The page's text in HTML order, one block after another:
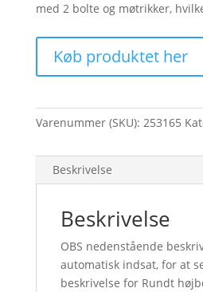
med 2 bolte og møtrikker,
Køb produktet her
Varenummer (SKU): 253165
Beskrivelse
Beskrivelse
OBS nedenstående
automatisk indsat, for at
beskrivelse for Rundt